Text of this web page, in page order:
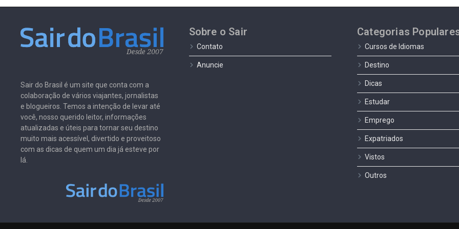
Sair do Brasil é um site que conta com a
colaboração de vários viajantes, jornalistas
e blogueiros. Temos a intenção de levar até
você, nosso querido leitor, informações
atualizadas e úteis para tornar seu destino
muito mais acessível, divertido e proveitoso
com as dicas de quem um dia já esteve por
lá.
Sobre o Sair
Contato
Anuncie
Categorias
Cursos de Idiomas
Destino
Dicas
Estudar
Emprego
Expatriados
Vistos
Outros